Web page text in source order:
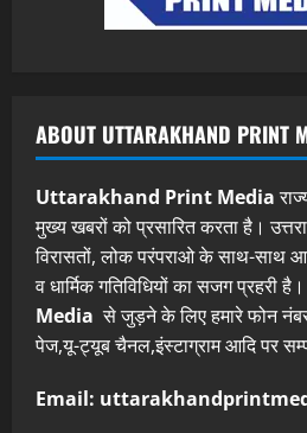
ABOUT UTTARAKHAND PRINT
Uttarakhand Print Media
मुख्य खबरों को प्रसारित करता है।
विरासतों, लोक परंपराओ के साथ-साथ
व धार्मिक गतिविधियों का सजग प्रहरी है।
Media से जुड़ने के लिए हमारे फोन
पेज,यू-ट्यूब चैनल,इंस्टाग्राम आदि पर
Email: